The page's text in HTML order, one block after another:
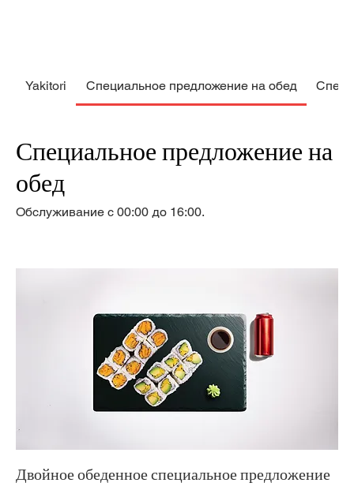
Yakitori Специальное предложение на обед
Специальное предложение на
обед
Обслуживание с 00:00 до 16:00.
Двойное обеденное специальное предложение